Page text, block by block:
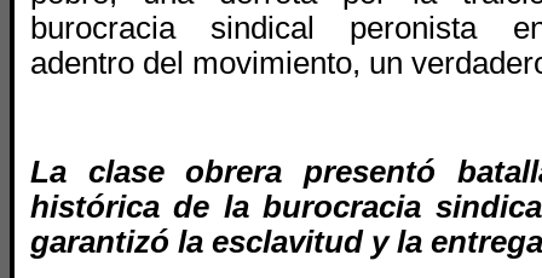
burocracia sindical peronista
adentro del movimiento, un
La clase obrera presentó
histórica de la burocracia
garantizó la esclavitud y la